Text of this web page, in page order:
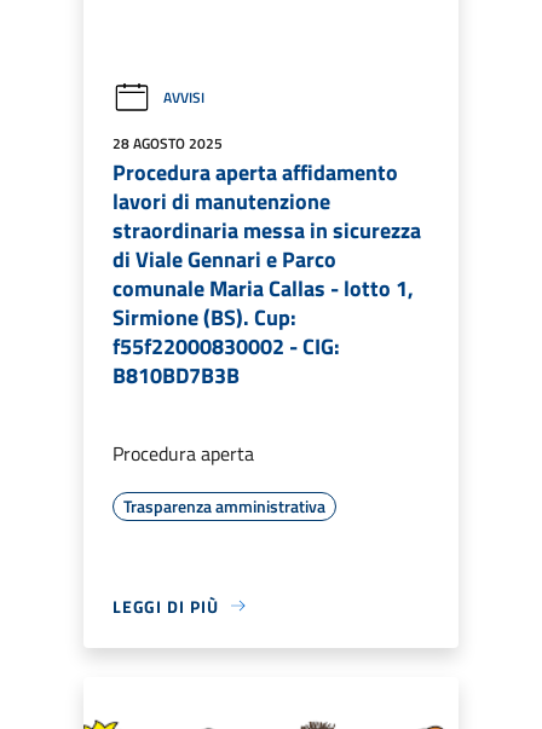
AVVISI
28 AGOSTO 2025
Procedura aperta affidamento
lavori di manutenzione
straordinaria messa in sicurezza
di Viale Gennari e Parco
comunale Maria Callas - lotto 1,
Sirmione (BS). Cup:
f55f22000830002 - CIG:
B810BD7B3B
Procedura aperta
Trasparenza amministrativa
LEGGI DI PIÙ